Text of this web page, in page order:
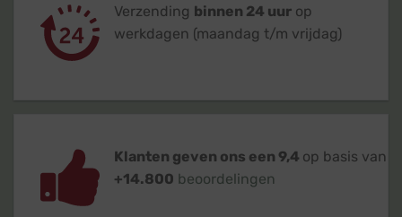
Verzending binnen 24 uur op
werkdagen (maandag t/m vrijdag)
Klanten geven ons een 9,4 op basis van
+14.800 beoordelingen